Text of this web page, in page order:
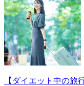
【ダイエット中の旅